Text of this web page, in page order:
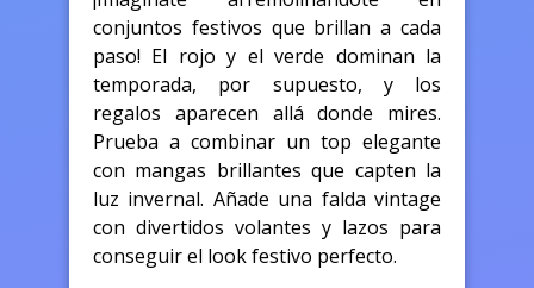
conjuntos festivos que brillan a cada
paso! El rojo y el verde dominan la
temporada, por supuesto, y los
regalos aparecen allá donde mires.
Prueba a combinar un top elegante
con mangas brillantes que capten la
luz invernal. Añade una falda vintage
con divertidos volantes y lazos para
conseguir el look festivo perfecto.